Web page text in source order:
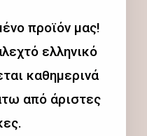
προϊόν μας!
ελληνικό
καθημερινά
από άριστες